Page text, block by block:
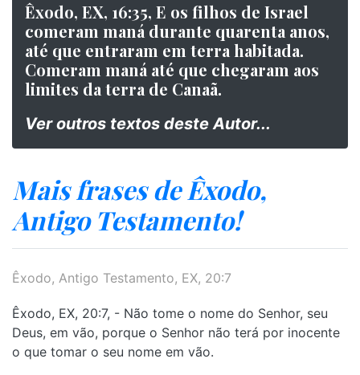
Êxodo, EX, 16:35, E os filhos de Israel
comeram maná durante quarenta anos,
até que entraram em terra habitada.
Comeram maná até que chegaram aos
limites da terra de Canaã.
Ver outros textos deste Autor...
Mais frases de Êxodo,
Antigo Testamento!
Êxodo, Antigo Testamento, EX, 20:7
Êxodo, EX, 20:7, - Não tome o nome do Senhor, seu
Deus, em vão, porque o Senhor não terá por inocente
o que tomar o seu nome em vão.